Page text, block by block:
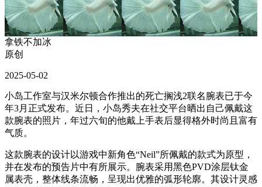
拿铁不加冰
原创
2025-05-02
小岛工作室与汉米尔顿合作推出的死亡搁浅2联名腕表已于今
年3月正式发布。近日，小岛秀夫在社交平台晒出自己佩戴这
款腕表的照片，年过六旬的他戴上手表后显得格外时尚且富有
气质。
这款腕表的设计以游戏中新角色“Neil”所佩戴的款式为原型，
并在发布的预告片中有所展示。腕表采用黑色PVD涂层钛金
属表壳，整体线条流畅，呈现出优雅的弧形轮廓。其设计灵感